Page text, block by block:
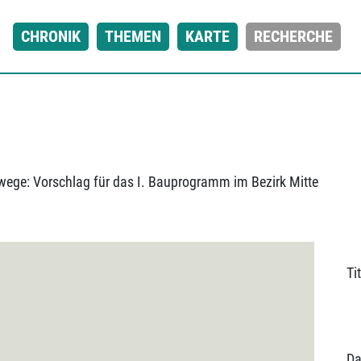
CHRONIK THEMEN KARTE RECHERCHE
Vorschlag für das I. Bauprogramm im Bezirk Mitte